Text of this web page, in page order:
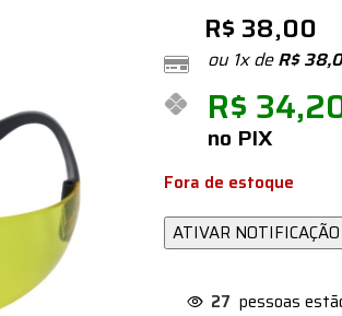
R$ 38,00
ou 1x deR$
R$
no PIX
Fora de estoque
27 pessoas